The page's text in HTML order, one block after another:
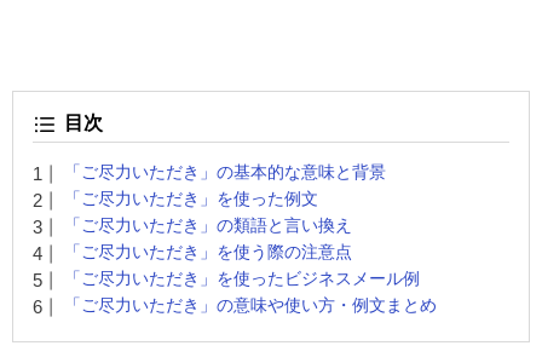
目次
「ご尽力いただき」の基本的な意味と背景
「ご尽力いただき」を使った例文
「ご尽力いただき」の類語と言い換え
「ご尽力いただき」を使う際の注意点
「ご尽力いただき」を使ったビジネスメール例
「ご尽力いただき」の意味や使い方・例文まとめ